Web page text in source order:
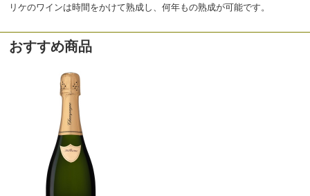
リケのワインは時間をかけて熟成し、何年もの熟成が可能です。
おすすめ商品